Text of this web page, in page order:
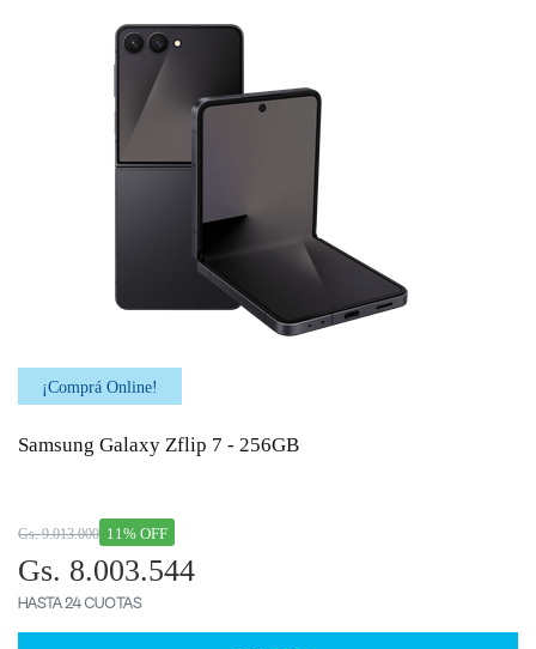
¡Comprá Online!
Samsung Galaxy Zflip 7 - 256GB
11% OFF
Gs. 9.013.000
Gs. 8.003.544
HASTA 24 CUOTAS